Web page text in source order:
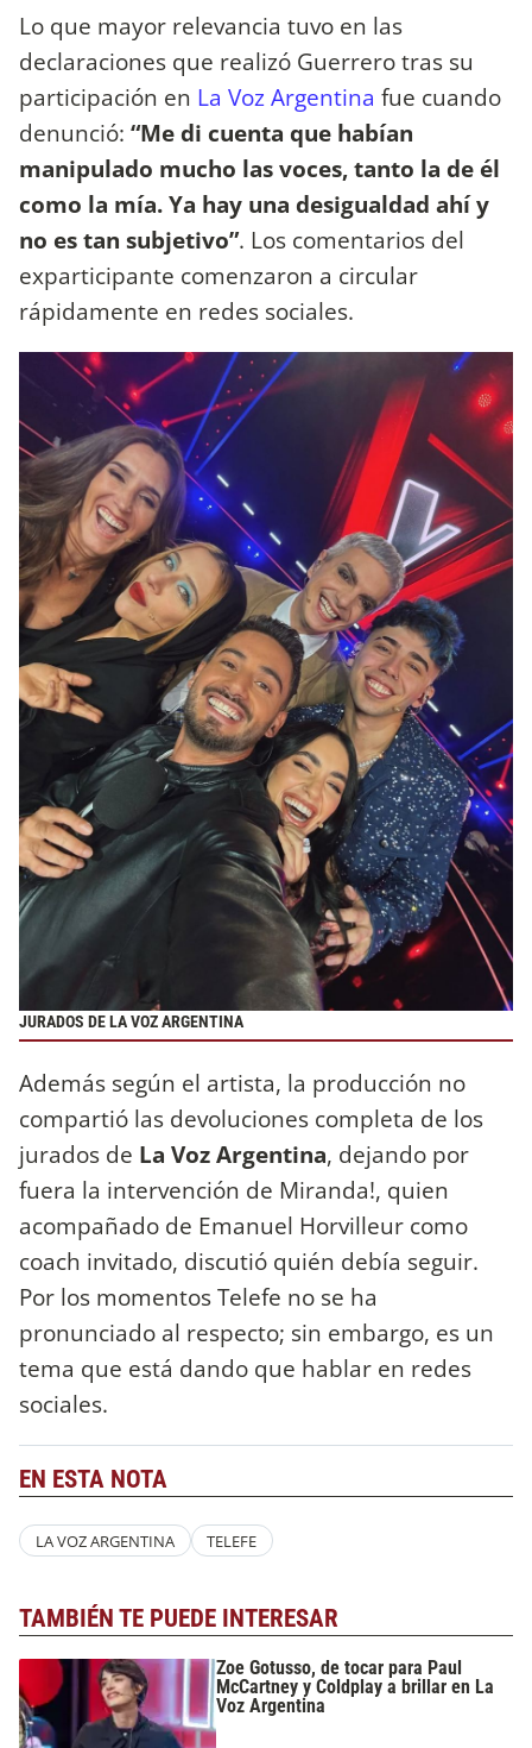
Lo que mayor relevancia tuvo en las
declaraciones que realizó Guerrero tras su
participación en La Voz Argentina fue cuando
denunció: “Me di cuenta que habían
manipulado mucho las voces, tanto la de él
como la mía. Ya hay una desigualdad ahí y
no es tan subjetivo”. Los comentarios del
exparticipante comenzaron a circular
rápidamente en redes sociales.
JURADOS DE LA VOZ ARGENTINA
Además según el artista, la producción no
compartió las devoluciones completa de los
jurados de La Voz Argentina, dejando por
fuera la intervención de Miranda!, quien
acompañado de Emanuel Horvilleur como
coach invitado, discutió quién debía seguir.
Por los momentos Telefe no se ha
pronunciado al respecto; sin embargo, es un
tema que está dando que hablar en redes
sociales.
EN ESTA NOTA
LA VOZ ARGENTINA TELEFE
TAMBIÉN TE PUEDE INTERESAR
Zoe Gotusso, de tocar para Paul
McCartney y Coldplay a brillar en La
Voz Argentina